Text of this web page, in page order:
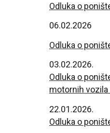
Odluka o
06.02.2026
Odluka o
03.02.2026.
Odluka o
motornih vozila
22.01.2026.
Odluka o